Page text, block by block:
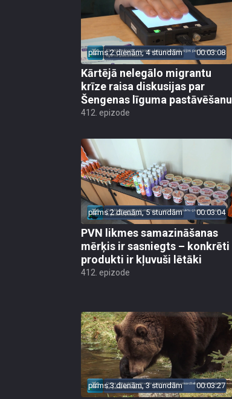
pirms 2 dienām, 4 stundām 00:03:08
Kārtējā nelegālo migrantu
krīze raisa diskusijas par
Šengenas līguma pastāvēšanu
412. epizode
pirms 2 dienām, 5 stundām 00:03:04
PVN likmes samazināšanas
mērķis ir sasniegts – konkrēti
produkti ir kļuvuši lētāki
412. epizode
pirms 3 dienām, 3 stundām 00:03:27